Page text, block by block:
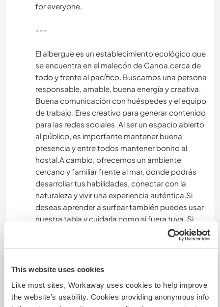
This website uses cookies
Like most sites, Workaway uses cookies to help improve
the website’s usability. Cookies providing anonymous info
for everyone.
---
El albergue es un establecimiento ecológico que
se encuentra en el malecón de Canoa,cerca de
todo y frente al pacífico. Buscamos una persona
responsable, amable, buena energía y creativa.
Buena comunicación con huéspedes y el equipo
de trabajo. Eres creativo para generar contenido
para las redes sociales. Al ser un espacio abierto
al público, es importante mantener buena
presencia y entre todos mantener bonito al
hostal.A cambio, ofrecemos un ambiente
cercano y familiar frente al mar, donde podrás
desarrollar tus habilidades, conectar con la
naturaleza y vivir una experiencia auténtica.Si
deseas aprender a surfear también puedes usar
nuestra tabla y cuidarla como si fuera tuya. Si
tienes algún talento como yoga, masajes y
quisieras ofrecer tú trabajo a los huéspedes,
de apoyar esas iniciativas. Si trabajas al mismo
perfecto para complementar trabajo propio,
voluntariado y experiencia cultural. Estaré